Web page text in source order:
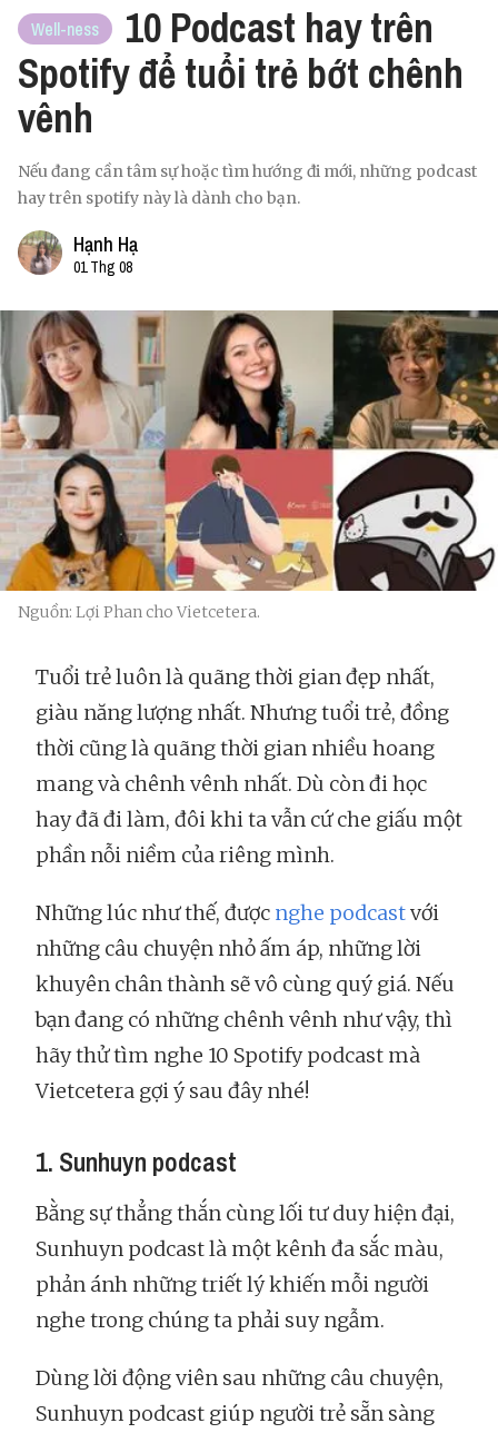
Well-ness
10 Podcast hay trên
Spotify để tuổi trẻ bớt chênh
vênh
Nếu đang cần tâm sự hoặc tìm hướng đi mới, những podcast
hay trên spotify này là dành cho bạn.
Hạnh Hạ
01 Thg 08
Nguồn: Lợi Phan cho Vietcetera.
Tuổi trẻ luôn là quãng thời gian đẹp nhất,
giàu năng lượng nhất. Nhưng tuổi trẻ, đồng
thời cũng là quãng thời gian nhiều hoang
mang và chênh vênh nhất. Dù còn đi học
hay đã đi làm, đôi khi ta vẫn cứ che giấu một
phần nỗi niềm của riêng mình.
Những lúc như thế, được nghe podcastvới
những câu chuyện nhỏ ấm áp, những lời
khuyên chân thành sẽ vô cùng quý giá. Nếu
bạn đang có những chênh vênh như vậy, thì
hãy thử tìm nghe 10 Spotify podcast mà
Vietcetera gợi ý sau đây nhé!
1. Sunhuyn podcast
Bằng sự thẳng thắn cùng lối tư duy hiện đại,
Sunhuyn podcast là một kênh đa sắc màu,
phản ánh những triết lý khiến mỗi người
nghe trong chúng ta phải suy ngẫm.
Dùng lời động viên sau những câu chuyện,
Sunhuyn podcast giúp người trẻ sẵn sàng